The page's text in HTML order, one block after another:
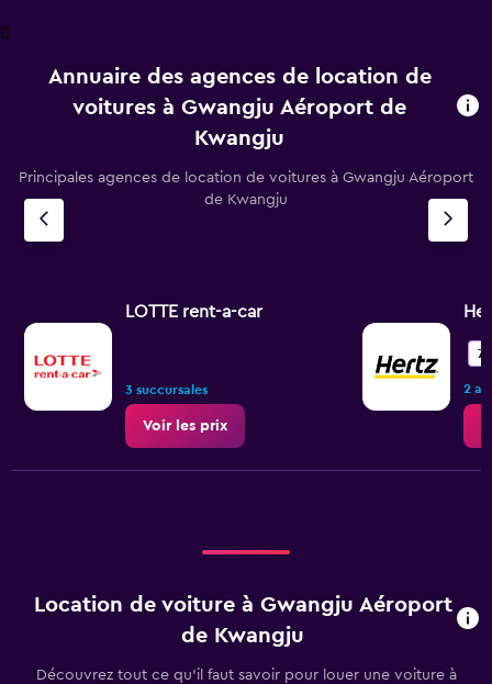
0
Annuaire des agences de location de
voitures à Gwangju Aéroport de
Kwangju
Principales agences de location de voitures à Gwangju Aéroport
de Kwangju
LOTTE rent-a-car
3 succursales
Voir les prix
2
Location de voiture à Gwangju Aéroport
de Kwangju
Découvrez tout ce qu’il faut savoir pour louer une voiture à